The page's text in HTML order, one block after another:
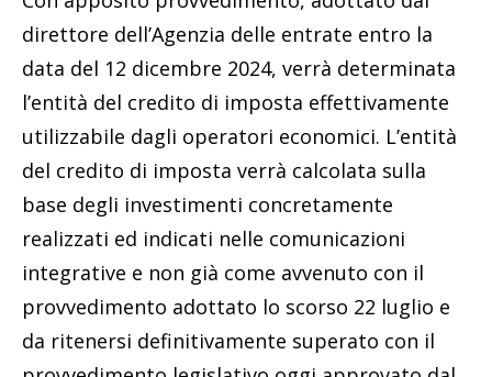
direttore dell’Agenzia delle entrate entro la
data del 12 dicembre 2024, verrà determinata
l’entità del credito di imposta effettivamente
utilizzabile dagli operatori economici. L’entità
del credito di imposta verrà calcolata sulla
base degli investimenti concretamente
realizzati ed indicati nelle comunicazioni
integrative e non già come avvenuto con il
provvedimento adottato lo scorso 22 luglio e
da ritenersi definitivamente superato con il